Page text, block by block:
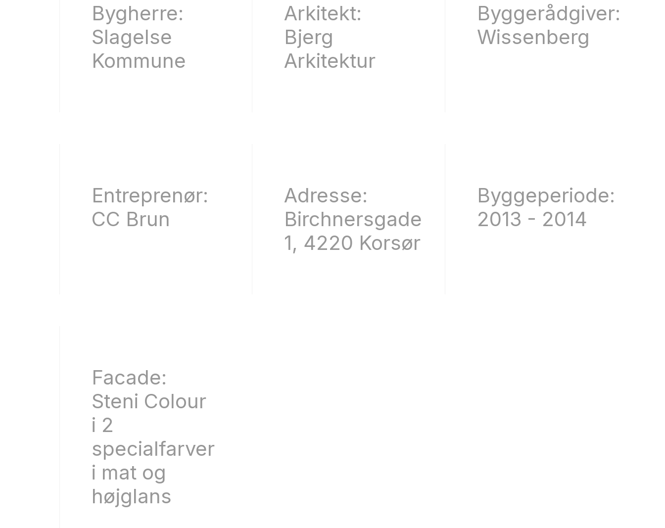
Bygherre:
Slagelse
Kommune
Arkitekt:
Bjerg
Arkitektur
Byggerådgiver:
Wissenberg
Entreprenør:
CC Brun
Adresse:
Birchnersgade
1, 4220 Korsør
Byggeperiode:
2013 - 2014
Facade:
Steni Colour
i 2
specialfarver
i mat og
højglans